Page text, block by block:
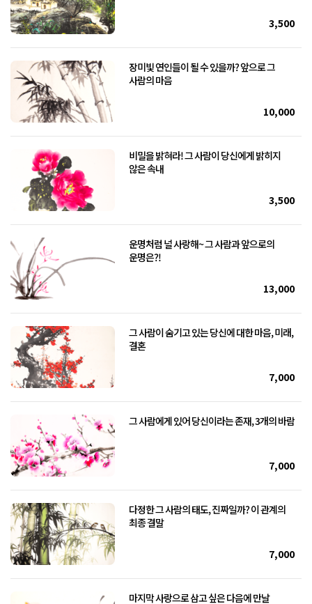
3,500
장미빛 연인들이 될 수 있을까? 앞으로 그
사람의 마음
10,000
비밀을 밝혀라! 그 사람이 당신에게 밝히지
않은 속내
3,500
운명처럼 널 사랑해~ 그 사람과 앞으로의
운명은?!
13,000
그 사람이 숨기고 있는 당신에 대한 마음, 미래,
결혼
7,000
그 사람에게 있어 당신이라는 존재, 3개의 바람
7,000
다정한 그 사람의 태도, 진짜일까? 이 관계의
최종 결말
7,000
마지막 사랑으로 삼고 싶은 다음에 만날